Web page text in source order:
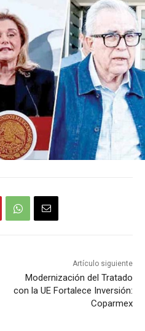
Artículo siguiente
Modernización del Tratado
con la UE Fortalece Inversión:
Coparmex